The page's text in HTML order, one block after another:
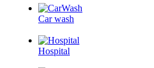
Car wash
Hospital